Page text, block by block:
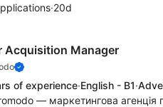
·20d
Acquisition Manager
of experience·English - B1·
— маркетингова